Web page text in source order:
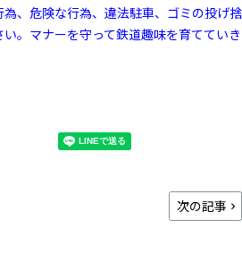
、危険な行為、違法駐車、ゴミの投げ捨
。マナーを守って鉄道趣味を育てていき
次の記事